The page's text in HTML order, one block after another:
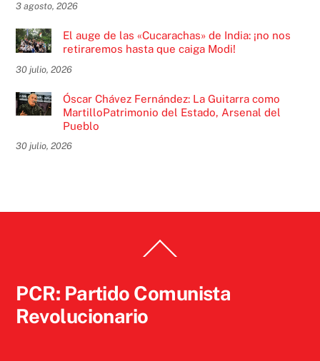
3 agosto, 2026
El auge de las «Cucarachas» de India: ¡no nos
retiraremos hasta que caiga Modi!
30 julio, 2026
Óscar Chávez Fernández: La Guitarra como
MartilloPatrimonio del Estado, Arsenal del
Pueblo
30 julio, 2026
To
PCR: Partido Comunista
Revolucionario